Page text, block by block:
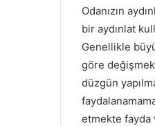
Odanızın
bir aydınlat
Genellikle
göre
düzgün
etmekte fayda